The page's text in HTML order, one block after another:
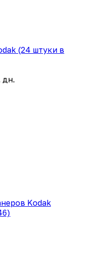
(24 штуки в
дн.
Kodak